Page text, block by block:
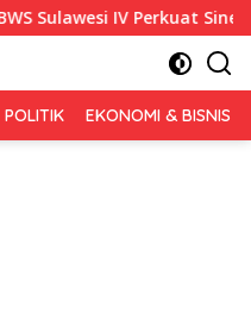
IV Perkuat Sinergi Jaga
POLITIK EKONOMI & BISNIS